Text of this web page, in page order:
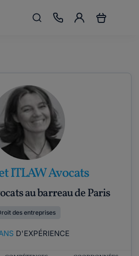
ITLAW Avocats
au barreau de Paris
des entreprises
D'EXPÉRIENCE